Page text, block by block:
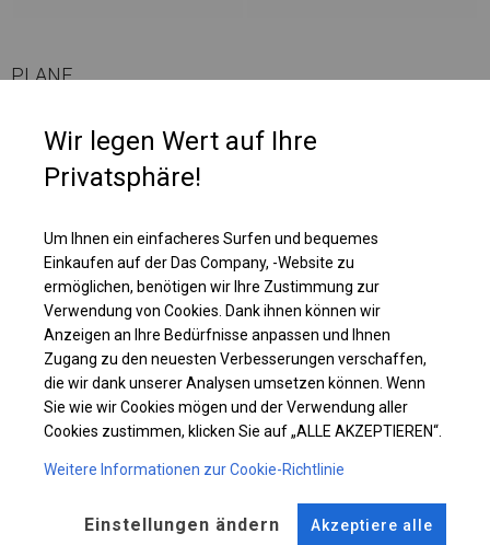
PLANE
Die Seitenwände haben bei dieser Belagsart ein Flächengewicht von ca.
580 g/m². Es ist resistent gegen starke Windböen oder starken Schneefall.
Diese Art von Plane kann sowohl in ganzjährigen Garagenzelten als auch
Einzelheiten ansehen
Plane ändern
Wir legen Wert auf Ihre
Privatsphäre!
Um Ihnen ein einfacheres Surfen und bequemes
Einkaufen auf der Das Company, -Website zu
ermöglichen, benötigen wir Ihre Zustimmung zur
Verwendung von Cookies. Dank ihnen können wir
Anzeigen an Ihre Bedürfnisse anpassen und Ihnen
Zugang zu den neuesten Verbesserungen verschaffen,
die wir dank unserer Analysen umsetzen können. Wenn
Sie wie wir Cookies mögen und der Verwendung aller
Cookies zustimmen, klicken Sie auf „ALLE AKZEPTIEREN“.
Weitere Informationen zur Cookie-Richtlinie
Einstellungen ändern Akzeptiere alle